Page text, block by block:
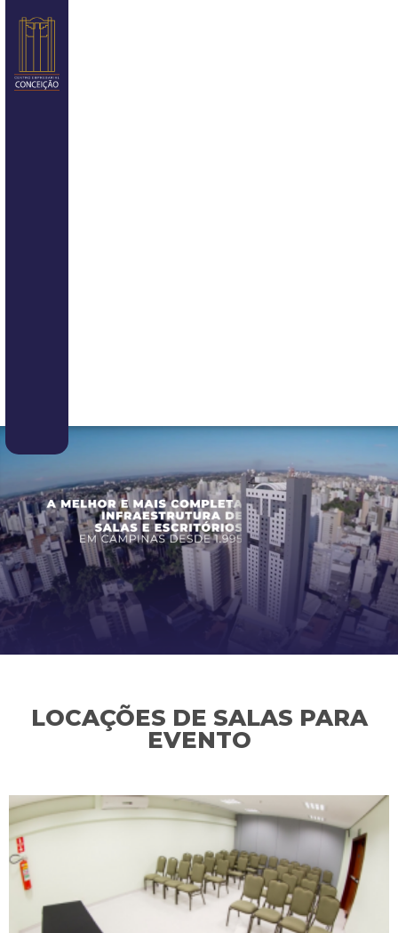
LOCAÇÕES DE SALAS PARA
EVENTO
L4
L5